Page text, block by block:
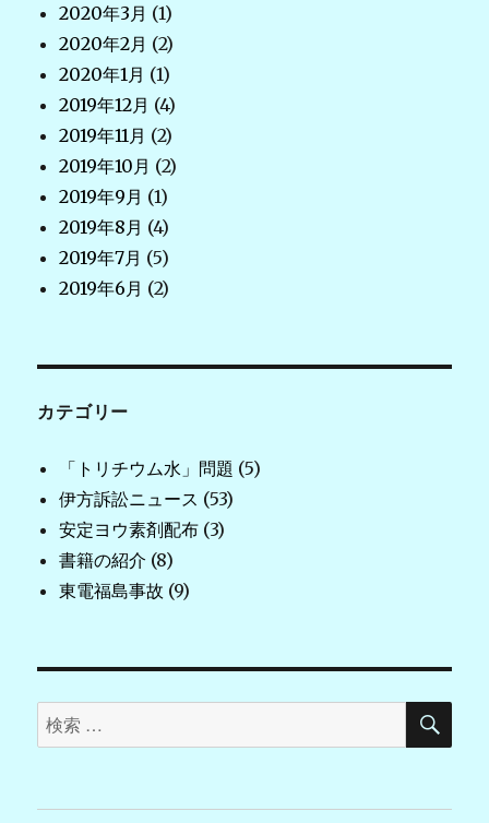
2020年3月 (1)
2020年2月 (2)
2020年1月 (1)
2019年12月 (4)
2019年11月 (2)
2019年10月 (2)
2019年9月 (1)
2019年8月 (4)
2019年7月 (5)
2019年6月 (2)
カテゴリー
「トリチウム水」問題 (5)
伊方訴訟ニュース (53)
安定ヨウ素剤配布 (3)
書籍の紹介 (8)
東電福島事故 (9)
検
索
象:
検